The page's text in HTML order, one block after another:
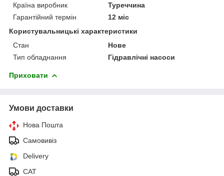
Країна виробник
Туреччина
Гарантійний термін
12 міс
Користувальницькі характеристики
Стан
Нове
Тип обладнання
Гідравлічні насоси
Приховати
Умови доставки
Нова Пошта
Самовивіз
Delivery
САТ